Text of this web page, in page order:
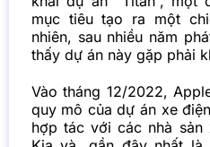
mục tiêu tạo ra một
nhiên, sau nhiều năm
thấy dự án này gặp phải
Vào tháng 12/2022,
quy mô của dự án xe
hợp tác với các nhà sản